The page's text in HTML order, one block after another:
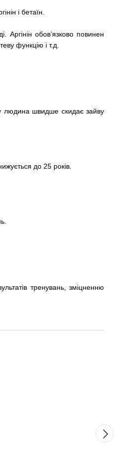
і бетаїн.
Аргінін обов’язково повинен
функцію і т.д.
людина швидше скидає зайву
до 25 років.
тренувань, зміцненню